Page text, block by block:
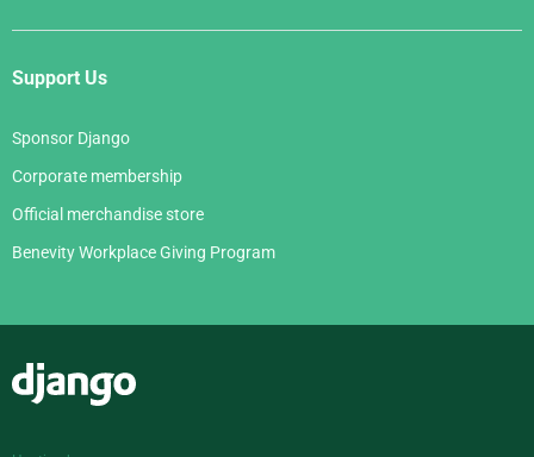
Support Us
Sponsor Django
Corporate membership
Official merchandise store
Benevity Workplace Giving Program